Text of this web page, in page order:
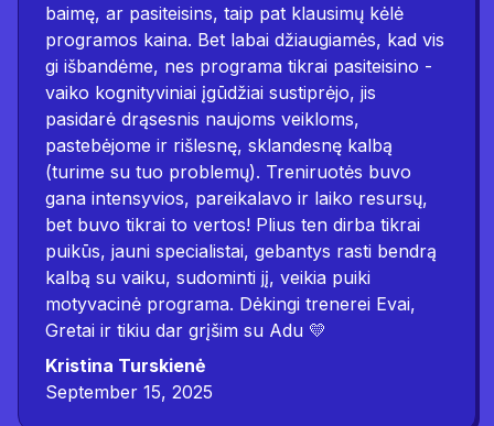
baimę, ar pasiteisins, taip pat klausimų kėlė
programos kaina. Bet labai džiaugiamės, kad vis
gi išbandėme, nes programa tikrai pasiteisino -
vaiko kognityviniai įgūdžiai sustiprėjo, jis
pasidarė drąsesnis naujoms veikloms,
pastebėjome ir rišlesnę, sklandesnę kalbą
(turime su tuo problemų). Treniruotės buvo
gana intensyvios, pareikalavo ir laiko resursų,
bet buvo tikrai to vertos! Plius ten dirba tikrai
puikūs, jauni specialistai, gebantys rasti bendrą
kalbą su vaiku, sudominti jį, veikia puiki
motyvacinė programa. Dėkingi trenerei Evai,
Gretai ir tikiu dar grįšim su Adu 💛
Kristina Turskienė
September 15, 2025